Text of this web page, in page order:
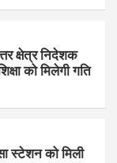
क्षेत्र निदेशक
को मिलेगी गति
स्टेशन को मिली